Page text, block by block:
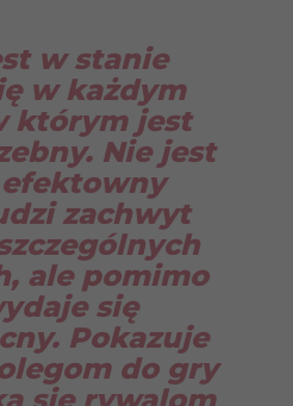
w stanie
w każdym
którym jest
Nie jest
zachwyt
ale pomimo
się
Pokazuje
do gry